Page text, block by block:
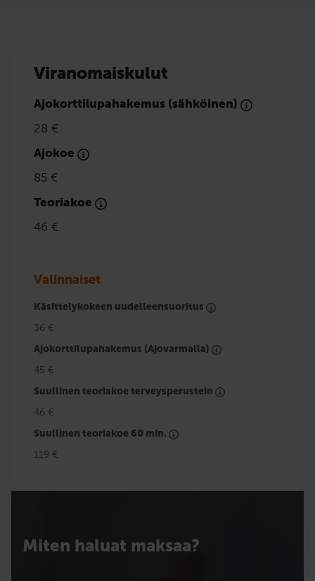
Viranomaiskulut
Ajokorttilupahakemus (sähköinen)
28 €
Ajokoe
85 €
Teoriakoe
46 €
Valinnaiset
Käsittelykokeen uudelleensuoritus
36 €
Ajokorttilupahakemus (Ajovarmalla)
45 €
Suullinen teoriakoe terveysperustein
46 €
Suullinen teoriakoe 60 min.
119 €
Miten haluat maksaa?